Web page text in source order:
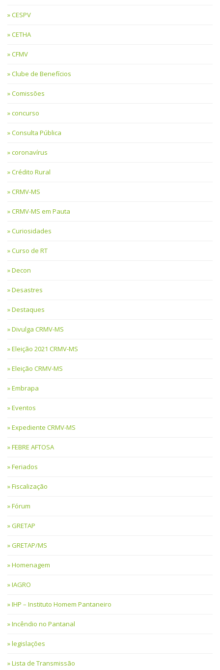
CESPV
CETHA
CFMV
Clube de Benefícios
Comissões
concurso
Consulta Pública
coronavírus
Crédito Rural
CRMV-MS
CRMV-MS em Pauta
Curiosidades
Curso de RT
Decon
Desastres
Destaques
Divulga CRMV-MS
Eleição 2021 CRMV-MS
Eleição CRMV-MS
Embrapa
Eventos
Expediente CRMV-MS
FEBRE AFTOSA
Feriados
Fiscalização
Fórum
GRETAP
GRETAP/MS
Homenagem
IAGRO
IHP – Instituto Homem Pantaneiro
Incêndio no Pantanal
legislações
Lista de Transmissão